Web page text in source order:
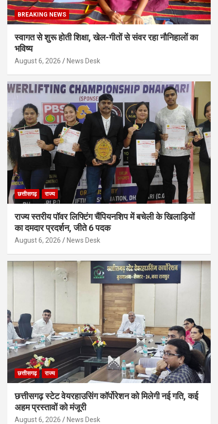
BREAKING NEWS
स्वागत से शुरू होती शिक्षा, खेल-गीतों से संवर रहा नौनिहालों का
भविष्य
August 6, 2026 News Desk
छत्तीसगढ़ राज्य
राज्य स्तरीय पॉवर लिफ्टिंग चैंपियनशिप में बचेली के खिलाड़ियों
का दमदार प्रदर्शन, जीते 6 पदक
August 6, 2026 News Desk
छत्तीसगढ़ राज्य
छत्तीसगढ़ स्टेट वेयरहाउसिंग कॉर्पोरेशन को मिलेगी नई गति, कई
अहम प्रस्तावों को मंजूरी
August 6, 2026 News Desk